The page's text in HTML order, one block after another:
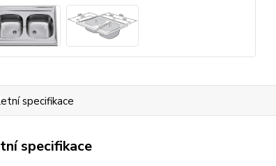
specifikace
specifikace